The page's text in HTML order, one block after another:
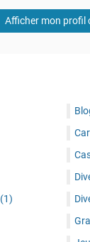
Afficher mon profil
(1)